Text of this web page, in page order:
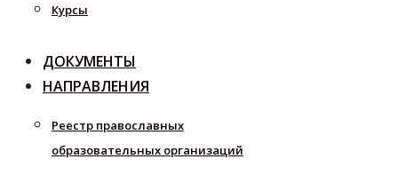
Курсы
ДОКУМЕНТЫ
НАПРАВЛЕНИЯ
Реестр православных
образовательных организаций